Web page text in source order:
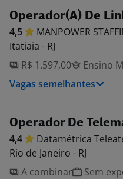
Operador(A) De
4,5 MANPOWER
Itatiaia - RJ
R$ 1.597,00
Ensino
Vagas semelhantes
Operador De
4,4 Datamétrica
Rio de Janeiro - RJ
A combinar
Sem